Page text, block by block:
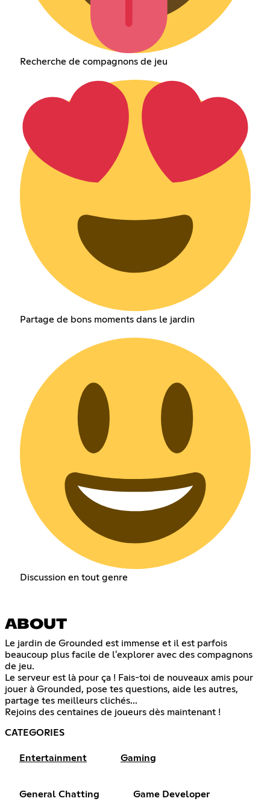
Recherche de compagnons de jeu
Partage de bons moments dans le jardin
Discussion en tout genre
ABOUT
Le jardin de Grounded est immense et il est parfois
beaucoup plus facile de l'explorer avec des compagnons
de jeu.
Le serveur est là pour ça ! Fais-toi de nouveaux amis pour
jouer à Grounded, pose tes questions, aide les autres,
partage tes meilleurs clichés...
Rejoins des centaines de joueurs dès maintenant !
CATEGORIES
Entertainment Gaming
General Chatting Game Developer